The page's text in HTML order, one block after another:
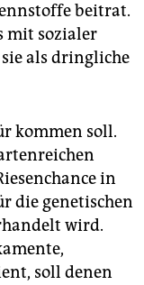
beitrat.
mit sozialer
als dringliche
kommen soll.
in
die genetischen
wird.
soll denen